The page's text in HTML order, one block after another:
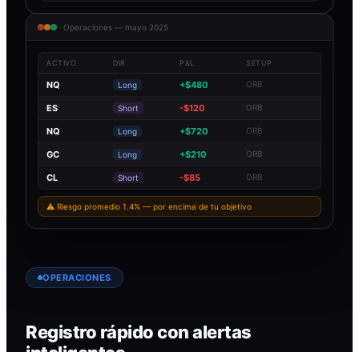
Operaciones — mayo 2025
ACTIVO DIR. P&L SETUP
NQ Long +$480 ORB
ES Short -$120 ORB
NQ Long +$720 ORB
GC Long +$210 ORB
CL Short -$85 ORB
⚠ Riesgo promedio 1.4% — por encima de tu objetivo
OPERACIONES
Registro rápido con alertas